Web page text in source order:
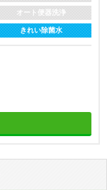
オート便器洗浄
きれい除菌水